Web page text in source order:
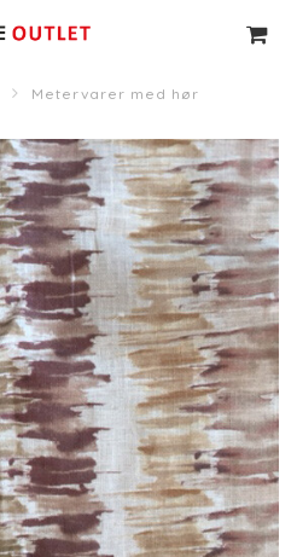
Metervarer med hør